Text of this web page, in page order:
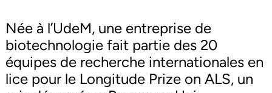
Née à l’UdeM, une entreprise de
biotechnologie fait partie des 20
équipes de recherche internationales en
lice pour le Longitude Prize on ALS, un